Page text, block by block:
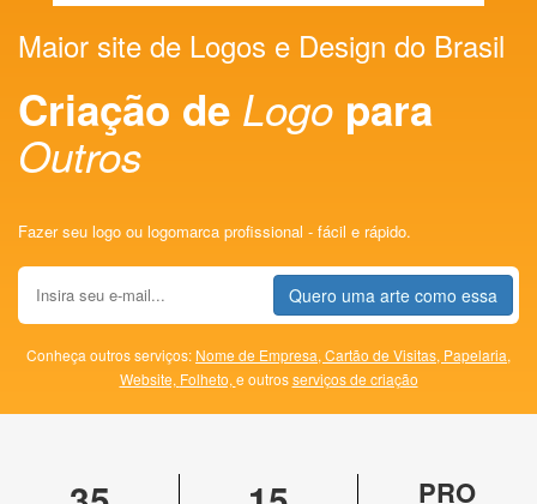
Maior site de Logos e Design do Brasil
Criação de Logo para
Outros
Fazer seu logo ou logomarca profissional - fácil e rápido.
Quero uma arte como essa
Conheça outros serviços: Nome de Empresa, Cartão de Visitas, Papelaria,
Website, Folheto, e outrosserviços de criação
PRO